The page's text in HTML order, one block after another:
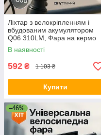
Ліхтар з велокріпленням і
вбудованим акумулятором
Q06 310LM, Фара на кермо
велосипеда RE-37
В наявності
592 ₴ 1 103 ₴
Купити
–46%